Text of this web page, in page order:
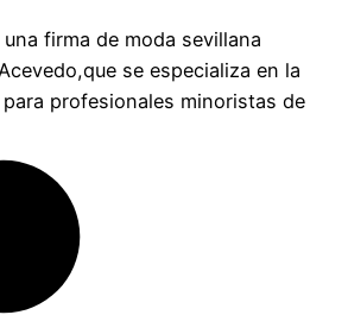
firma de moda sevillana
se especializa en la
profesionales minoristas de